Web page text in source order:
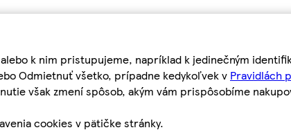
k nim pristupujeme, napríklad k jedinečným
Odmietnuť všetko, prípadne kedykoľvek v Pravidlách
však zmení spôsob, akým vám prispôsobíme
cookies v pätičke stránky.